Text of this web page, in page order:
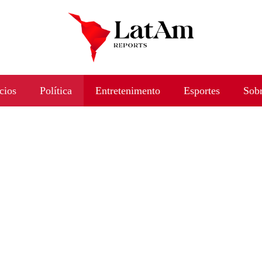
Política Entretenimento Esportes